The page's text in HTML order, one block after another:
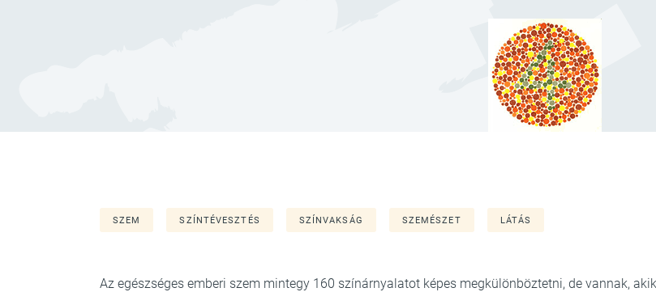
SZEM SZÍNTÉVESZTÉS SZÍNVAKSÁG SZEMÉSZET LÁTÁS
Az egészséges emberi szem mintegy 160 színárnyalatot képes megkülönböztetni, de vannak, akik